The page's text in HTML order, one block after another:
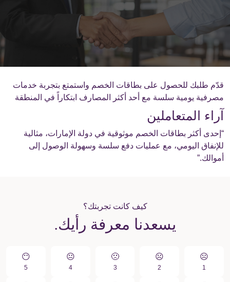
قدّم طلبك للحصول على بطاقات الخصم واستمتع بتجربة خدمات
مصرفية يومية سلسة مع أحد أكثر المصارف ابتكاراً في المنطقة
آراء المتعاملين
“إحدى أكثر بطاقات الخصم موثوقية في دولة الإمارات، مثالية
للإنفاق اليومي، مع عمليات دفع سلسة وسهولة الوصول إلى
أموالك.”
كيف كانت تجربتك؟
يسعدنا معرفة رأيك.
☹️
1
☹️
2
🙁️
3
😐
4
😶
5